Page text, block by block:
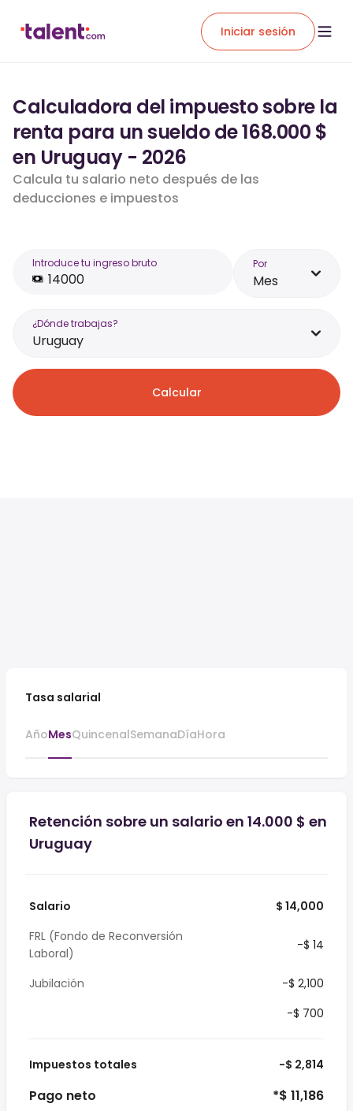
Iniciar sesión
Calculadora del impuesto sobre la
renta para un sueldo de 168.000 $
en Uruguay - 2026
Calcula tu salario neto después de las
deducciones e impuestos
Introduce tu ingreso bruto Por
Mes
¿Dónde trabajas?
Uruguay
Calcular
Tasa salarial
AñoMesQuincenalSemanaDíaHora
Retención sobre un salario en 14.000 $ en
Uruguay
Salario
$ 14,000
FRL (Fondo de Reconversión
Laboral)
-$ 14
Jubilación
-$ 2,100
-$ 700
Impuestos totales -$ 2,814
Pago neto *$ 11,186